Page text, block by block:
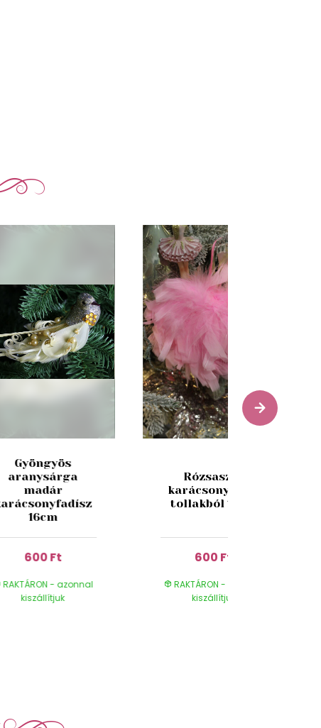
Gyöngyös
aranysárga
madár
16cm
600 Ft
RAKTÁRON - azonnal
kiszállítjuk
Rózsaszín
karácsonyi szív
tollakból 15cm
600 Ft
RAKTÁRON - azonnal
kiszállítjuk